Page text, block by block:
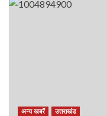
अन्य खबरें उत्तराखंड